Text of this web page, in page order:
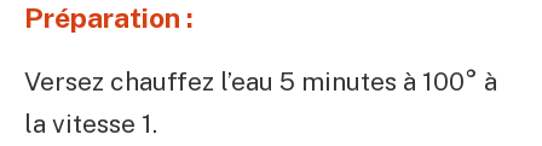
Préparation :
Versez chauffez l’eau 5 minutes à 100° à
la vitesse 1.